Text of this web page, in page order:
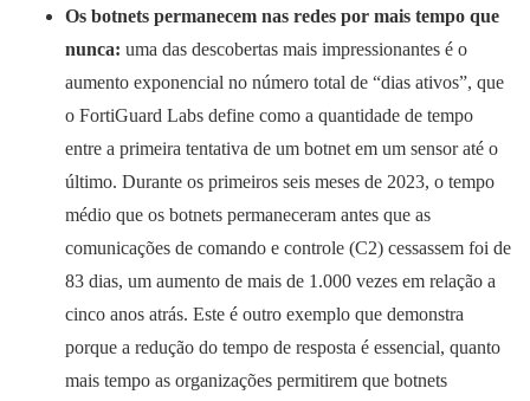
Os botnets permanecem nas redes por mais tempo que
nunca: uma das descobertas mais impressionantes é o
aumento exponencial no número total de “dias ativos”, que
o FortiGuard Labs define como a quantidade de tempo
entre a primeira tentativa de um botnet em um sensor até o
último. Durante os primeiros seis meses de 2023, o tempo
médio que os botnets permaneceram antes que as
comunicações de comando e controle (C2) cessassem foi de
83 dias, um aumento de mais de 1.000 vezes em relação a
cinco anos atrás. Este é outro exemplo que demonstra
porque a redução do tempo de resposta é essencial, quanto
mais tempo as organizações permitirem que botnets